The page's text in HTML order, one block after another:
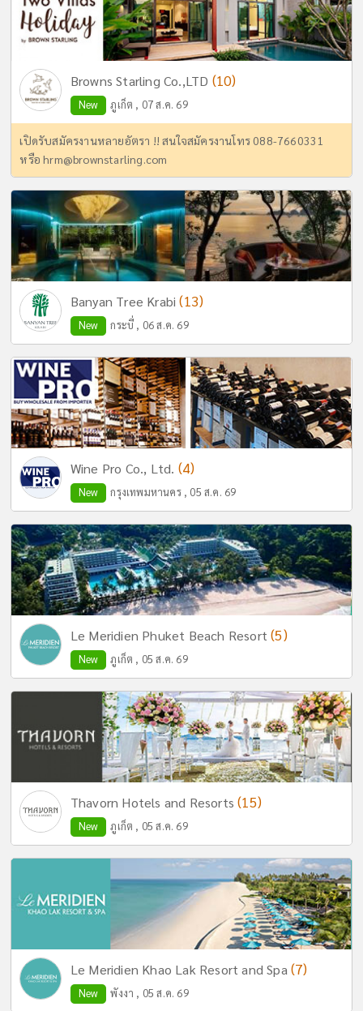
Browns Starling Co.,LTD (10)
New ภูเก็ต , 07 ส.ค. 69
เปิดรับสมัครงานหลายอัตรา !! สนใจสมัครงานโทร 088-7660331
หรือhrm@brownstarling.com
Banyan Tree Krabi(13)
New กระบี่ , 06 ส.ค. 69
Wine Pro Co., Ltd. (4)
New กรุงเทพมหานคร , 05 ส.ค. 69
Le Meridien Phuket Beach Resort(5)
New ภูเก็ต , 05 ส.ค. 69
Thavorn Hotels and Resorts(15)
New ภูเก็ต , 05 ส.ค. 69
Le Meridien Khao Lak Resort and Spa (7)
New พังงา , 05 ส.ค. 69